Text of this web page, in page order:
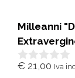
Milleanni
0
€ 21,00 Iva